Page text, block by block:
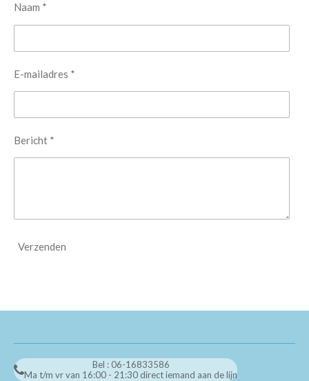
Naam *
E-mailadres *
Bericht *
Verzenden
Bel : 06-16833586
Ma t/m vr van 16:00 - 21:30 direct iemand aan de lijn